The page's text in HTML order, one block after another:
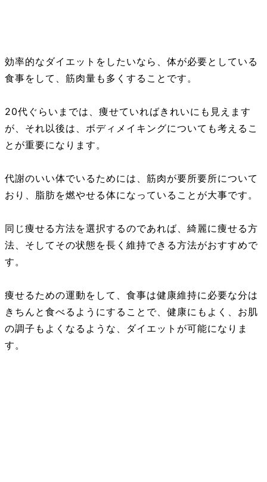
効率的なダイエットをしたいなら、体が必要としている
食事をして、筋肉量も多くすることです。
20代ぐらいまでは、痩せていればきれいにも見えます
が、それ以後は、ボディメイキングについても考えるこ
とが重要になります。
代謝のいい体でいるためには、筋肉が要所要所について
おり、脂肪を燃やせる体になっていることが大事です。
同じ痩せる方法を選択するのであれば、綺麗に痩せる方
法、そしてその状態を長く維持できる方法がおすすめで
す。
痩せるための運動をして、食事は健康維持に必要な分は
きちんと食べるようにすることで、健康にもよく、お肌
の調子もよくなるような、ダイエットが可能になりま
す。